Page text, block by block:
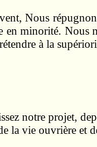
Nous
minorité. Nous
à la
notre projet,
la vie ouvrière et